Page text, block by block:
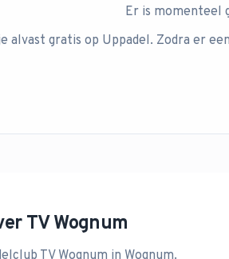
Er is momenteel
alvast gratis op Uppadel. Zodra er
TV Wognum
TV Wognum in Wognum.